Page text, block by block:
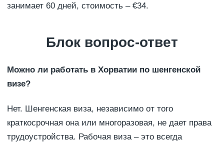
занимает 60 дней, стоимость – €34.
Блок вопрос-ответ
Можно ли работать в Хорватии по шенгенской
визе?
Нет. Шенгенская виза, независимо от того
краткосрочная она или многоразовая, не дает права
трудоустройства. Рабочая виза – это всегда